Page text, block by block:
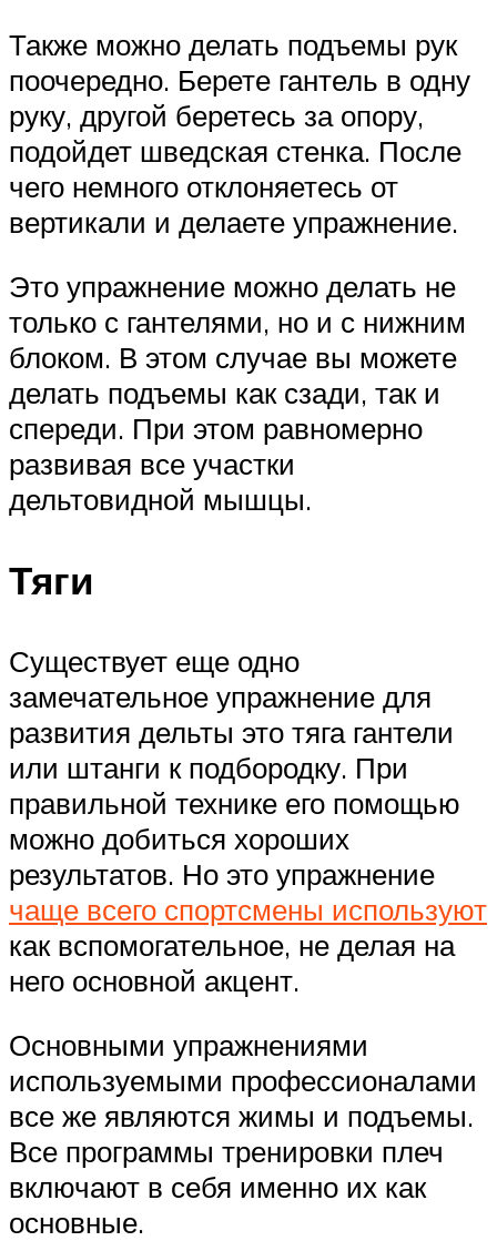
Также можно делать подъемы рук
поочередно. Берете гантель в одну
руку, другой беретесь за опору,
подойдет шведская стенка. После
чего немного отклоняетесь от
вертикали и делаете упражнение.
Это упражнение можно делать не
только с гантелями, но и с нижним
блоком. В этом случае вы можете
делать подъемы как сзади, так и
спереди. При этом равномерно
развивая все участки
дельтовидной мышцы.
Тяги
Существует еще одно
замечательное упражнение для
развития дельты это тяга гантели
или штанги к подбородку. При
правильной технике его помощью
можно добиться хороших
результатов. Но это упражнение
чаще всего спортсмены используют
как вспомогательное, не делая на
него основной акцент.
Основными упражнениями
используемыми профессионалами
все же являются жимы и подъемы.
Все программы тренировки плеч
включают в себя именно их как
основные.